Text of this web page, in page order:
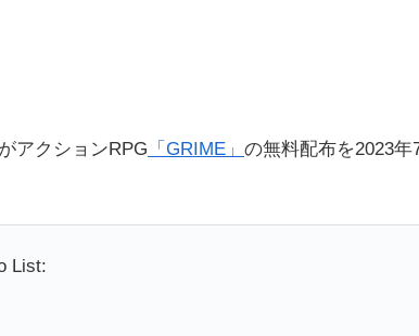
アクションRPG 「GRIME」 の無料配布を2023
List: